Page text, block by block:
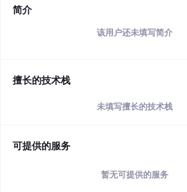
简介
该用户还未填写简介
擅长的技术栈
未填写擅长的技术栈
可提供的服务
暂无可提供的服务